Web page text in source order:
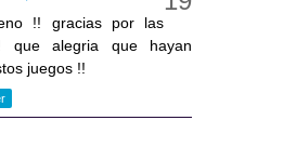
!! gracias por las
que alegria que hayan
juegos !!